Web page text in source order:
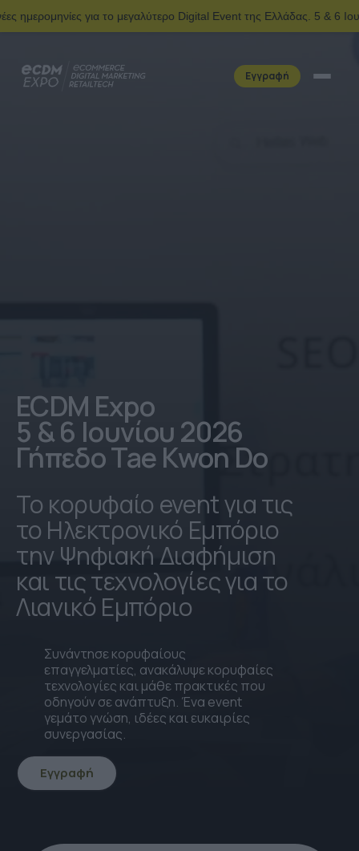
το μεγαλύτερο Digital Event της Ελλάδας. 5 & 6 Ιουνίου |
Εγγραφή
ECDM Expo
5 & 6 Ιουνίου 2026
Γήπεδο Tae Kwon Do
Το κορυφαίο event για τις
το Ηλεκτρονικό Εμπόριο
την Ψηφιακή Διαφήμιση
και τις τεχνολογίες για το
Λιανικό Εμπόριο
Συνάντησε κορυφαίους
επαγγελματίες, ανακάλυψε κορυφαίες
τεχνολογίες και μάθε πρακτικές που
οδηγούν σε ανάπτυξη. Ένα event
γεμάτο γνώση, ιδέες και ευκαιρίες
συνεργασίας.
Εγγραφή